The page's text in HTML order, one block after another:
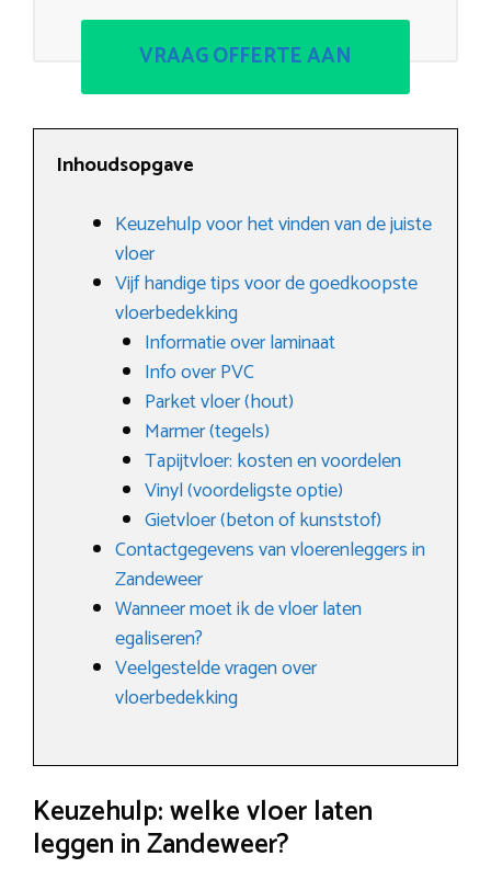
VRAAG OFFERTE AAN
Inhoudsopgave
Keuzehulp voor het vinden van de juiste
vloer
Vijf handige tips voor de goedkoopste
vloerbedekking
Informatie over laminaat
Info over PVC
Parket vloer (hout)
Marmer (tegels)
Tapijtvloer: kosten en voordelen
Vinyl (voordeligste optie)
Gietvloer (beton of kunststof)
Contactgegevens van vloerenleggers in
Zandeweer
Wanneer moet ik de vloer laten
egaliseren?
Veelgestelde vragen over
vloerbedekking
Keuzehulp: welke vloer laten
leggen in Zandeweer?